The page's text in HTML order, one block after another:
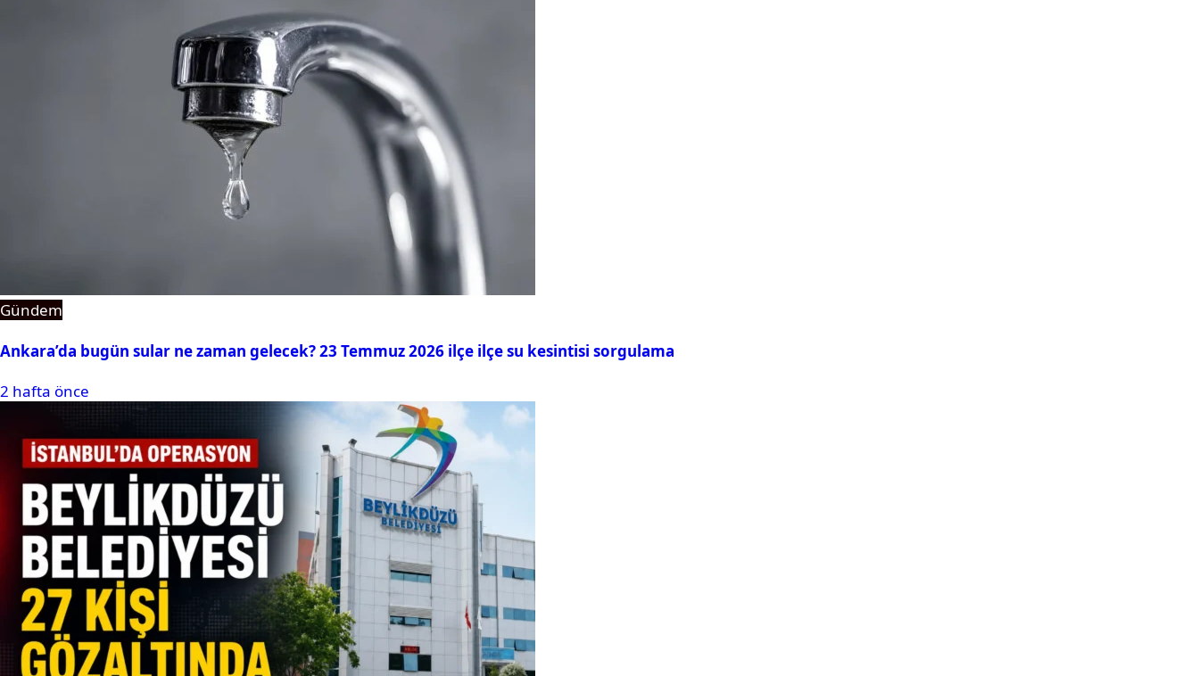
Gündem
Ankara’da bugün sular ne zaman gelecek? 23 Temmuz 2026 ilçe ilçe su kesintisi sorgulama
2 hafta önce